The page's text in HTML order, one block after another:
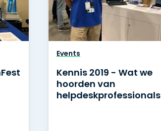
Events
Kennis 2019 - Wat we
hoorden van
helpdeskprofessionals